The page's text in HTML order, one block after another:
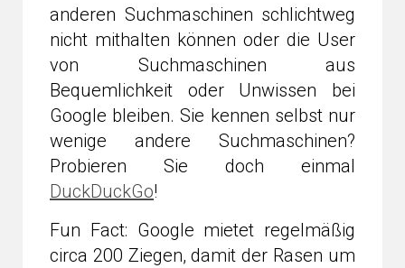
anderen Suchmaschinen schlichtweg
nicht mithalten können oder die User
von Suchmaschinen aus
Bequemlichkeit oder Unwissen bei
Google bleiben. Sie kennen selbst nur
wenige andere Suchmaschinen?
Probieren Sie doch einmal
DuckDuckGo!
Fun Fact: Google mietet regelmäßig
circa 200 Ziegen, damit der Rasen um